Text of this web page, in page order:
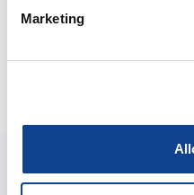
Marketing
Durata complessiva:
Esplora